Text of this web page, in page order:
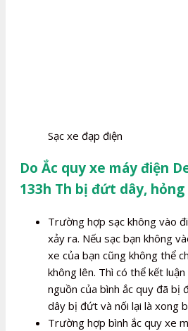
Sạc xe đạp điện
Do Ắc quy xe máy điện
133h Th bị đứt dây, hỏng
Trường hợp sạc không vào
xảy ra. Nếu sạc bạn không
xe của bạn cũng không thể
không lên. Thì có thể kết
nguồn của bình ắc quy đã bị
dây bị đứt và nối lại là xong
Trường hợp bình ắc quy xe